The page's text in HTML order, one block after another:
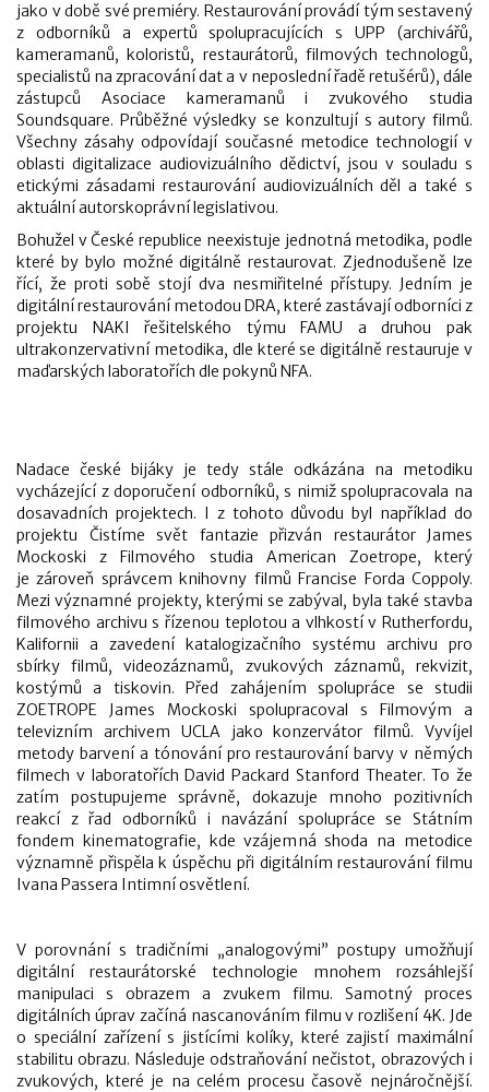
jako v době své premiéry. Restaurování provádí tým sestavený
z odborníků a expertů spolupracujících s UPP (archivářů,
kameramanů, koloristů, restaurátorů, filmových technologů,
specialistů na zpracování dat a v neposlední řadě retušérů), dále
zástupců Asociace kameramanů i zvukového studia
Soundsquare. Průběžné výsledky se konzultují s autory filmů.
Všechny zásahy odpovídají současné metodice technologií v
oblasti digitalizace audiovizuálního dědictví, jsou v souladu s
etickými zásadami restaurování audiovizuálních děl a také s
aktuální autorskoprávní legislativou.
Bohužel v České republice neexistuje jednotná metodika, podle
které by bylo možné digitálně restaurovat. Zjednodušeně lze
řící, že proti sobě stojí dva nesmiřitelné přístupy. Jedním je
digitální restaurování metodou DRA, které zastávají odborníci z
projektu NAKI řešitelského týmu FAMU a druhou pak
ultrakonzervativní metodika, dle které se digitálně restauruje v
maďarských laboratořích dle pokynů NFA.
Nadace české bijáky je tedy stále odkázána na metodiku
vycházející z doporučení odborníků, s nimiž spolupracovala na
dosavadních projektech. I z tohoto důvodu byl například do
projektu Čistíme svět fantazie přizván restaurátor James
Mockoski z Filmového studia American Zoetrope, který
je zároveň správcem knihovny filmů Francise Forda Coppoly.
Mezi významné projekty, kterými se zabýval, byla také stavba
filmového archivu s řízenou teplotou a vlhkostí v Rutherfordu,
Kalifornii a zavedení katalogizačního systému archivu pro
sbírky filmů, videozáznamů, zvukových záznamů, rekvizit,
kostýmů a tiskovin. Před zahájením spolupráce se studii
ZOETROPE James Mockoski spolupracoval s Filmovým a
televizním archivem UCLA jako konzervátor filmů. Vyvíjel
metody barvení a tónování pro restaurování barvy v němých
filmech v laboratořích David Packard Stanford Theater. To že
zatím postupujeme správně, dokazuje mnoho pozitivních
reakcí z řad odborníků i navázání spolupráce se Státním
fondem kinematografie, kde vzájemná shoda na metodice
významně přispěla k úspěchu při digitálním restaurování filmu
Ivana Passera Intimní osvětlení.
V porovnání s tradičními „analogovými” postupy umožňují
digitální restaurátorské technologie mnohem rozsáhlejší
manipulaci s obrazem a zvukem filmu. Samotný proces
digitálních úprav začíná nascanováním filmu v rozlišení 4K. Jde
o speciální zařízení s jistícími kolíky, které zajistí maximální
stabilitu obrazu. Následuje odstraňování nečistot, obrazových i
zvukových, které je na celém procesu časově nejnáročnější.